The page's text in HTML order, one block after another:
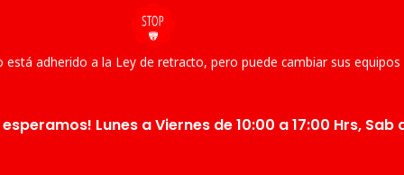
está adherido a la Ley de retracto, pero puede cambiar sus
Lunes a Viernes de 10:00 a 17:00 Hrs, Sab